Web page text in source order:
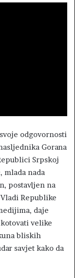
odgovornosti
Gorana
Srpskoj
mlada nada
postavljen na
Republike
daje
velike
bliskih
savjet kako da